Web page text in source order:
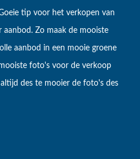
tip voor het verkopen van
aanbod. Zo maak de mooiste
aanbod in een mooie groene
foto's voor de verkoop
des te mooier de foto's des